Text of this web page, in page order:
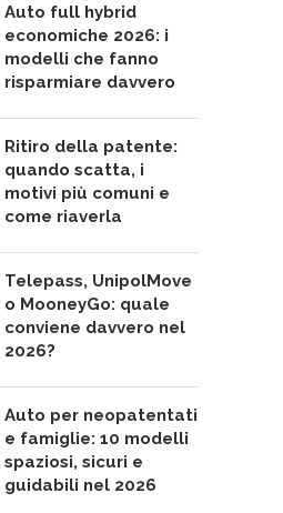
Auto full hybrid
economiche 2026: i
modelli che fanno
risparmiare davvero
Ritiro della patente:
quando scatta, i
motivi più comuni e
come riaverla
Telepass, UnipolMove
o MooneyGo: quale
conviene davvero nel
2026?
Auto per neopatentati
e famiglie: 10 modelli
spaziosi, sicuri e
guidabili nel 2026